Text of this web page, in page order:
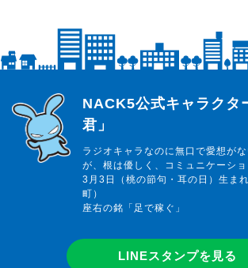
らじっと君
NACK5公式キャラクタ
君」
ラジオキャラなのに無口で愛想が
が、根は優しく、コミュニケーショ
3月3日（桃の節句・耳の日）生ま
町）
座右の銘「足で稼ぐ」
LINEスタンプを見る